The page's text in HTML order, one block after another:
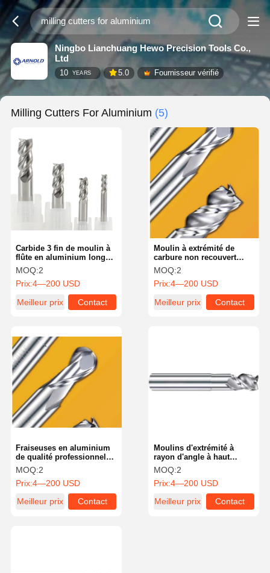
Ningbo Lianchuang Hewo Precision Tools Co.,
Ltd
10 YEARS 5.0 Fournisseur vérifié
Milling Cutters For Aluminium (5)
Carbide 3 fin de moulin à
flûte en aluminium longue
durée de vie avec des
angles d'hélice élevés
MOQ:2
Prix:4—200 USD
Meilleur prix
Contact
Moulin à extrémité de
carbure non recouvert
Pour l'aluminium de haute
durabilité 3 Flute Moulin à
extrémité d'aluminium
MOQ:2
Prix:4—200 USD
Meilleur prix
Contact
Fraiseuses en aluminium
de qualité professionnelle
et de haute précision pour
l'usinage de l'aluminium
MOQ:2
Prix:4—200 USD
Meilleur prix
Contact
Moulins d'extrémité à
rayon d'angle à haut
rendement OEM 3 flûtes
pour aluminium
MOQ:2
Prix:4—200 USD
Meilleur prix
Contact